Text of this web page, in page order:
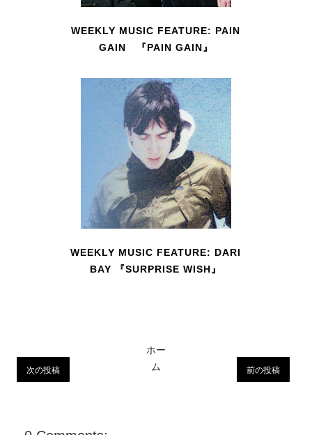
WEEKLY MUSIC FEATURE: PAIN
GAIN 『PAIN GAIN』
WEEKLY MUSIC FEATURE: DARI
BAY 『SURPRISE WISH』
次の投稿 前の投稿
ホー
ム